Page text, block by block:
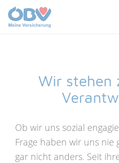
Wir stehen
Ob wir uns sozial
Frage haben wir uns nie
gar nicht anders. Seit